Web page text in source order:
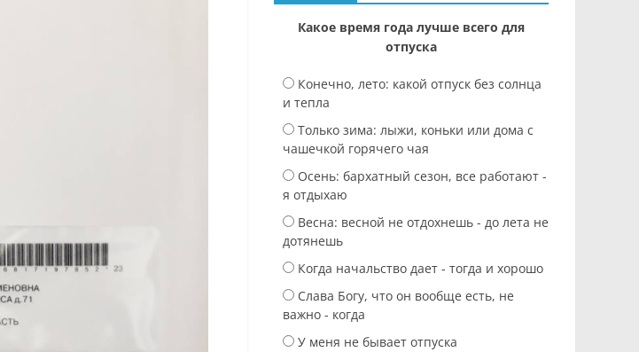
Какое время года лучше всего для
отпуска
Конечно, лето: какой отпуск без солнца
и тепла
Только зима: лыжи, коньки или дома с
чашечкой горячего чая
Осень: бархатный сезон, все работают -
я отдыхаю
Весна: весной не отдохнешь - до лета не
дотянешь
Когда начальство дает - тогда и хорошо
Слава Богу, что он вообще есть, не
важно - когда
У меня не бывает отпуска